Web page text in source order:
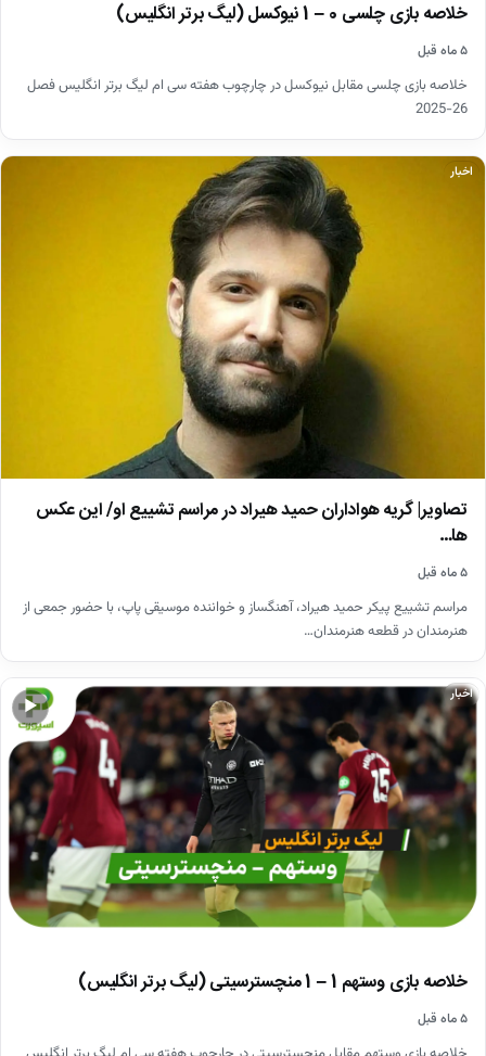
خلاصه بازی چلسی 0 – 1 نیوکسل (لیگ برتر انگلیس)
۵ ماه قبل
خلاصه بازی چلسی مقابل نیوکسل در چارچوب هفته سی ام لیگ برتر انگلیس فصل
26-2025
اخبار
تصاویر| گریه هواداران حمید هیراد در مراسم تشییع او/ این عکس
ها…
۵ ماه قبل
مراسم تشییع پیکر حمید هیراد، آهنگساز و خواننده موسیقی پاپ، با حضور جمعی از
هنرمندان در قطعه هنرمندان…
▶
اخبار
خلاصه بازی وستهم 1 – 1 منچسترسیتی (لیگ برتر انگلیس)
۵ ماه قبل